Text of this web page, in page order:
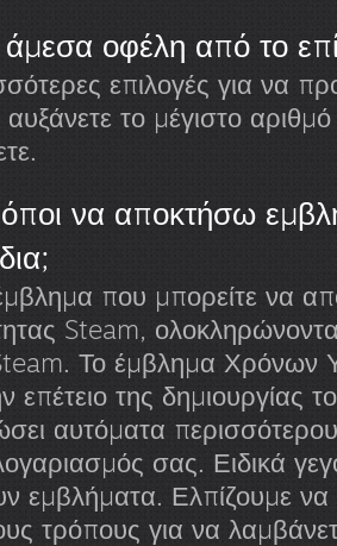
άμεσα οφέλη από το
επιλογές για να
το μέγιστο
να αποκτήσω
που μπορείτε να
Steam,
Το έμβλημα Χρόνων
επέτειο της δημιουργίας
αυτόματα
σας. Ειδικά
εμβλήματα. Ελπίζουμε
τρόπους για να